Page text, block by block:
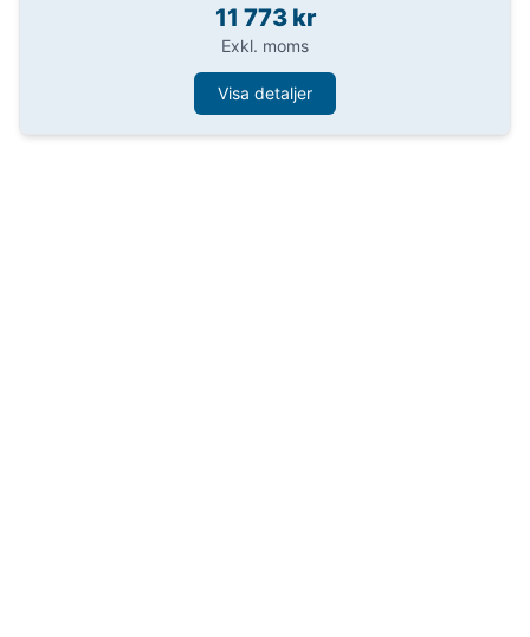
11 773 kr
Exkl. moms
Visa detaljer